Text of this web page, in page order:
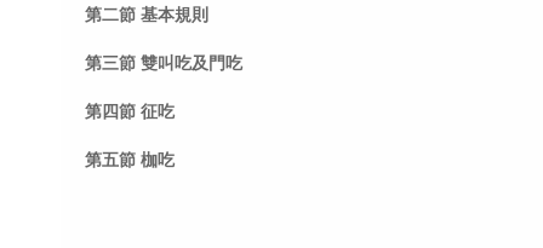
第二節 基本規則
第三節 雙叫吃及門吃
第四節 征吃
第五節 枷吃